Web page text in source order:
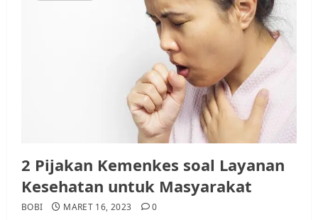
2 Pijakan Kemenkes soal Layanan
Kesehatan untuk Masyarakat
BOBI MARET 16, 2023 0